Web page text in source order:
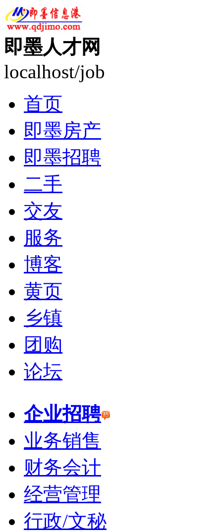
即墨人才网
localhost/job
首页
即墨房产
即墨招聘
二手
交友
服务
博客
黄页
乡镇
团购
论坛
企业招聘
业务销售
财务会计
经营管理
行政/文秘